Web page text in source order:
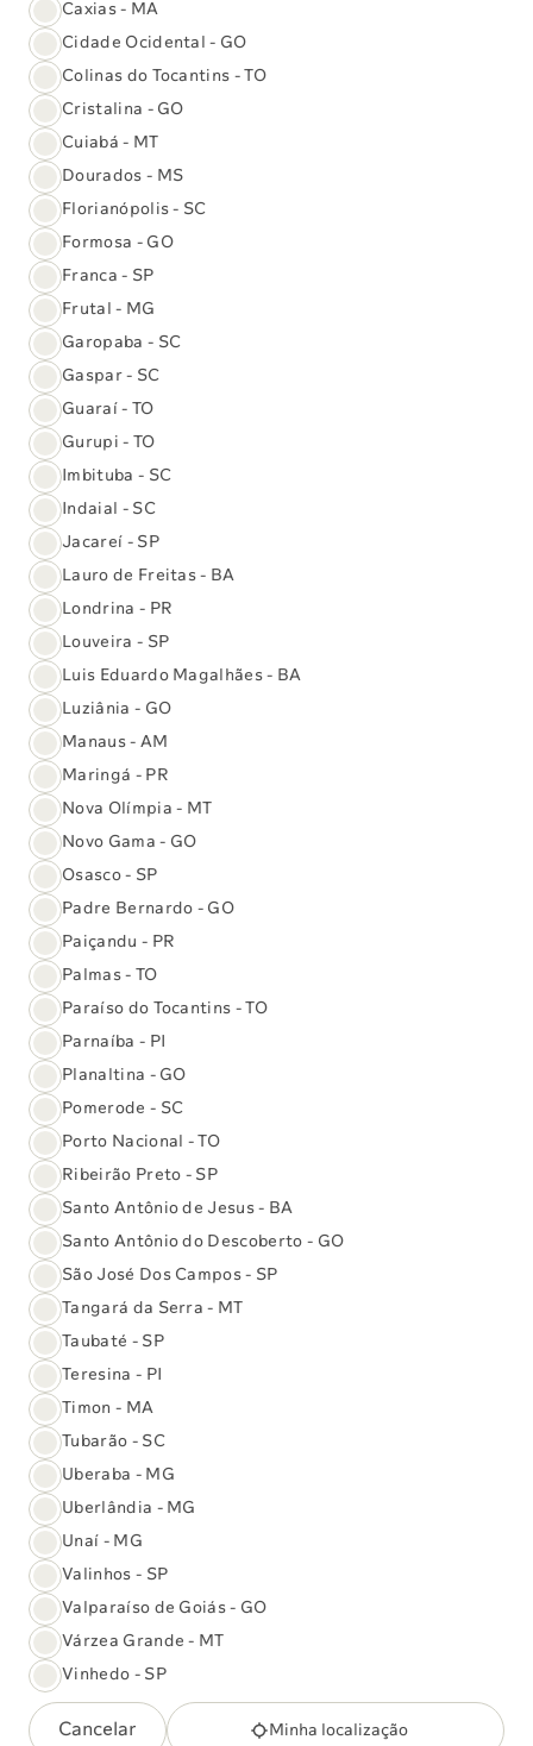
Adquira serviços on-line
No conforto de onde estiver
Vacinas
Exames
Laboratoriais
Check-ups
Testes
Genéticos
Vacina HPV 9
Nossos canais
De atendimento
Fale com o Sabin
Telefone
Segunda a sexta-feiradas 6h às 21h
Sábados
Domingos e feriados
(61) 3329-8000
Assine nossa newsletter
Receba nossas novidades sobre serviços,
eventos, dicas de saúde e muito mais.
Nome:*
E-mail:*
Acompanhe também nossas
Notícias e comunicados
Caxias - MA
Cidade Ocidental - GO
Colinas do Tocantins - TO
Cristalina - GO
Cuiabá - MT
Dourados - MS
Florianópolis - SC
Formosa - GO
Franca - SP
Frutal - MG
Garopaba - SC
Gaspar - SC
Guaraí - TO
Gurupi - TO
Imbituba - SC
Indaial - SC
Jacareí - SP
Lauro de Freitas - BA
Londrina - PR
Louveira - SP
Luis Eduardo Magalhães - BA
Luziânia - GO
Manaus - AM
Maringá - PR
Nova Olímpia - MT
Novo Gama - GO
Osasco - SP
Padre Bernardo - GO
Paiçandu - PR
Palmas - TO
Paraíso do Tocantins - TO
Parnaíba - PI
Planaltina - GO
Pomerode - SC
Porto Nacional - TO
Ribeirão Preto - SP
Santo Antônio de Jesus - BA
Santo Antônio do Descoberto - GO
São José Dos Campos - SP
Tangará da Serra - MT
Taubaté - SP
Teresina - PI
Timon - MA
Tubarão - SC
Uberaba - MG
Uberlândia - MG
Unaí - MG
Valinhos - SP
Valparaíso de Goiás - GO
Várzea Grande - MT
Vinhedo - SP
Cancelar Minha localização